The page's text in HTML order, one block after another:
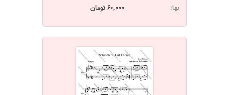
بها:
60,000 تومان